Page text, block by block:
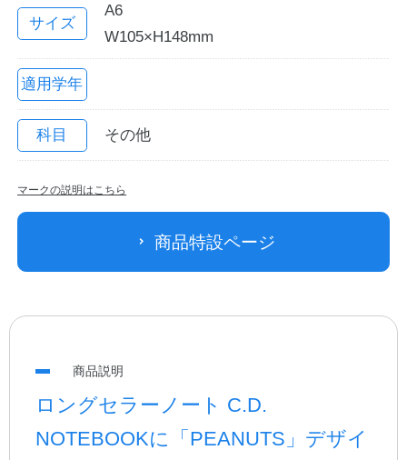
公式アカウント
サイズ
A6
W105×H148mm
適用学年
科目 その他
マークの説明はこちら
商品特設ページ
商品説明
ロングセラーノート C.D.
NOTEBOOKに「PEANUTS」デザイ